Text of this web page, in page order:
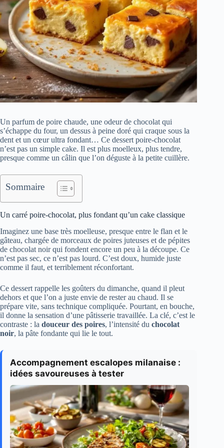
Un parfum de poire chaude, une odeur de chocolat qui
s’échappe du four, un dessus à peine doré qui craque sous la
dent et un cœur ultra fondant… Ce dessert poire-chocolat
n’est pas un simple cake. Il est plus moelleux, plus tendre,
presque comme un câlin que l’on déguste à la petite cuillère.
Sommaire
Un carré poire-chocolat, plus fondant qu’un cake classique
Imaginez une base très moelleuse, presque entre le flan et le
gâteau, chargée de morceaux de poires juteuses et de pépites
de chocolat noir qui fondent encore un peu à la découpe. Ce
n’est pas sec, ce n’est pas lourd. C’est doux, humide juste
comme il faut, et terriblement réconfortant.
Ce dessert rappelle les goûters du dimanche, quand il pleut
dehors et que l’on a juste envie de rester au chaud. Il se
prépare vite, sans technique compliquée. Pourtant, en bouche,
il donne la sensation d’une pâtisserie travaillée. La clé, c’est le
contraste : la douceur des poires, l’intensité du chocolat
noir, la pâte fondante qui lie le tout.
Accompagnement escalopes milanaise :
idées savoureuses à tester